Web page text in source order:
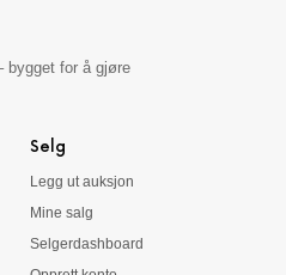
bygget for å gjøre
Selg
Legg ut auksjon
Mine salg
Selgerdashboard